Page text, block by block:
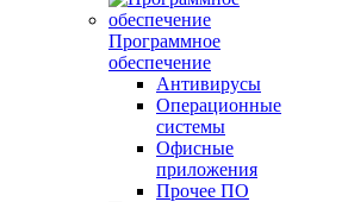
Программное
обеспечение
Антивирусы
Операционные
системы
Офисные
приложения
Прочее ПО